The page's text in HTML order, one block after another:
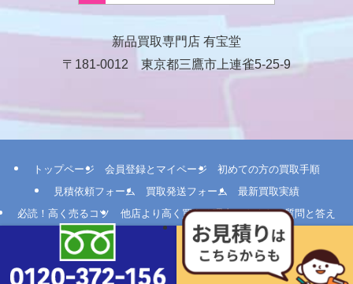
新品買取専門店 有宝堂
〒181-0012 東京都三鷹市上連雀5-25-9
トップページ 会員登録とマイページ
初めての方の買取手順
見積依頼フォーム
買取発送フォーム
最新買取実績
必読！高く売るコツ
他店より高く買える理由
よくある質問と答え
ユーザーIDやパスワードをお忘れの場合
ポイント制度
法人のお客さま
メールマガジン登録 会社概要
当店へのアクセス
買取申込書